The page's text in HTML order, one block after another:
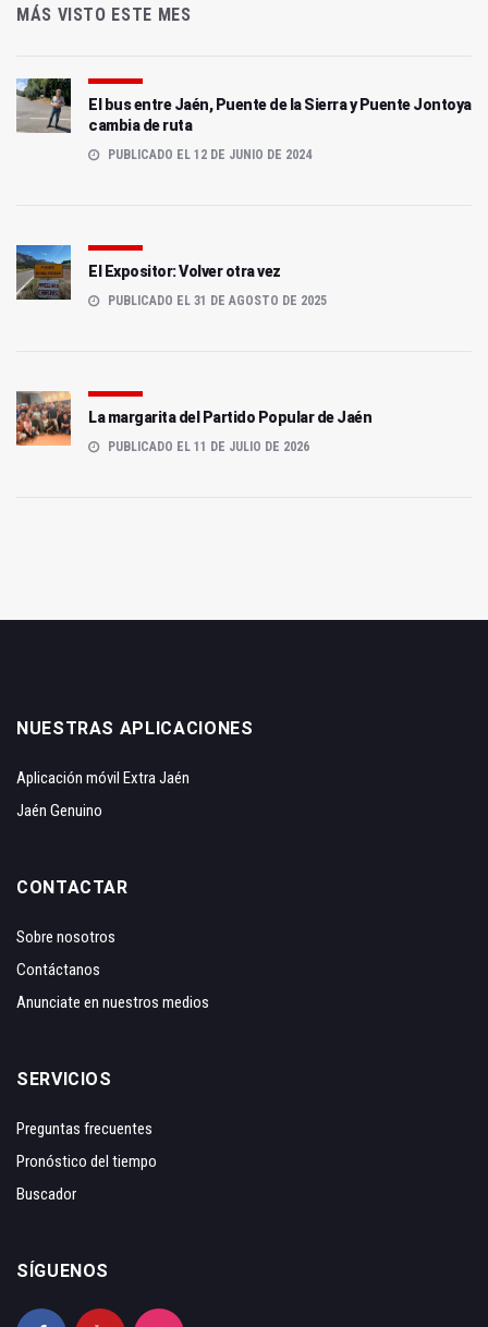
MÁS VISTO ESTE MES
El bus entre Jaén, Puente de la Sierra y Puente Jontoya
cambia de ruta
PUBLICADO EL 12 DE JUNIO DE 2024
El Expositor: Volver otra vez
PUBLICADO EL 31 DE AGOSTO DE 2025
La margarita del Partido Popular de Jaén
PUBLICADO EL 11 DE JULIO DE 2026
NUESTRAS APLICACIONES
Aplicación móvil Extra Jaén
Jaén Genuino
CONTACTAR
Sobre nosotros
Contáctanos
Anunciate en nuestros medios
SERVICIOS
Preguntas frecuentes
Pronóstico del tiempo
Buscador
SÍGUENOS